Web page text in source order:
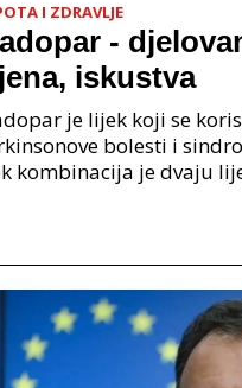
I ZDRAVLJE
-
iskustva
je lijek koji se
bolesti i
kombinacija je dvaju